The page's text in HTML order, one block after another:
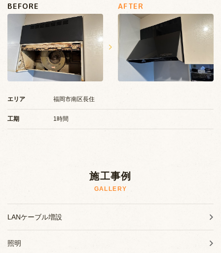
よくあるご質問
会社概要
プライバシーポリシー
お知らせ
BEFORE AFTER
エリア 福岡市南区長住
工期 1時間
施工事例
GALLERY
LANケーブル増設
照明